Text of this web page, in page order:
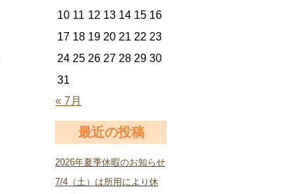
10 11 12 13 14 15 16
17 18 19 20 21 22 23
24 25 26 27 28 29 30
31
« 7月
最近の投稿
2026年夏季休暇のお知らせ
7/4（土）は所用により休